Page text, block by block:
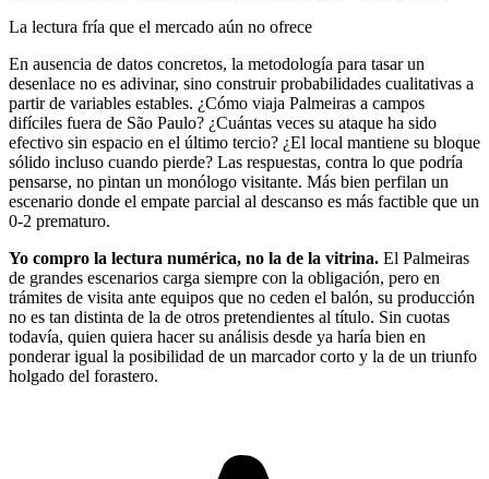
La lectura fría que el mercado aún no ofrece
En ausencia de datos concretos, la metodología para tasar un
desenlace no es adivinar, sino construir probabilidades cualitativas a
partir de variables estables. ¿Cómo viaja Palmeiras a campos
difíciles fuera de São Paulo? ¿Cuántas veces su ataque ha sido
efectivo sin espacio en el último tercio? ¿El local mantiene su bloque
sólido incluso cuando pierde? Las respuestas, contra lo que podría
pensarse, no pintan un monólogo visitante. Más bien perfilan un
escenario donde el empate parcial al descanso es más factible que un
0-2 prematuro.
Yo compro la lectura numérica, no la de la vitrina. El Palmeiras
de grandes escenarios carga siempre con la obligación, pero en
trámites de visita ante equipos que no ceden el balón, su producción
no es tan distinta de la de otros pretendientes al título. Sin cuotas
todavía, quien quiera hacer su análisis desde ya haría bien en
ponderar igual la posibilidad de un marcador corto y la de un triunfo
holgado del forastero.